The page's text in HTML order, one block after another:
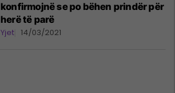
konfirmojnë se po bëhen prindër për
herë të parë
Yjet 14/03/2021